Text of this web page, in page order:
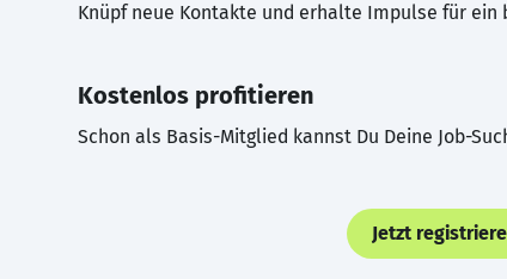
Knüpf neue Kontakte und erhalte Impulse für ein
Kostenlos profitieren
Schon als Basis-Mitglied kannst Du Deine Job-
Jetzt